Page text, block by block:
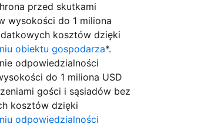
przed skutkami
wysokości do 1 miliona
kosztów dzięki
obiektu gospodarza*.
odpowiedzialności
do 1 miliona USD
gości i sąsiadów bez
kosztów dzięki
odpowiedzialności